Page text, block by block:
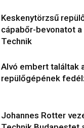
Keskenytörzsű
cápabőr-bevonatot
Technik
Alvó embert találtak
repülőgépének
Johannes Rotter